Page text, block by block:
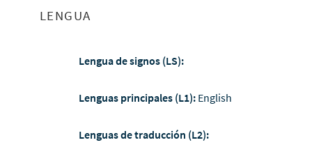
LENGUA
Lengua de signos (LS):
Lenguas principales (L1): English
Lenguas de traducción (L2):